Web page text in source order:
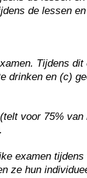
de lessen
Tijdens
en (c)
voor 75%
examen
ze hun